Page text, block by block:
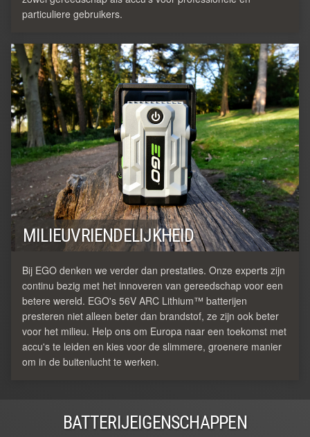
particuliere gebruikers.
MILIEUVRIENDELIJKHEID
Bij EGO denken we verder dan prestaties. Onze experts zijn
continu bezig met het innoveren van gereedschap voor een
betere wereld. EGO's 56V ARC Lithium™ batterijen
presteren niet alleen beter dan brandstof, ze zijn ook beter
voor het milieu. Help ons om Europa naar een toekomst met
accu's te leiden en kies voor de slimmere, groenere manier
om in de buitenlucht te werken.
BATTERIJEIGENSCHAPPEN